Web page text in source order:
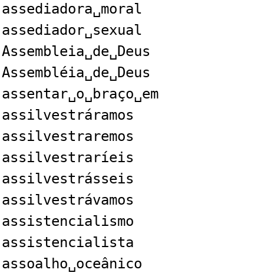
assediadora␣moral
assediador␣sexual
Assembleia␣de␣Deus
Assembléia␣de␣Deus
assentar␣o␣braço␣em
assilvestráramos
assilvestraremos
assilvestraríeis
assilvestrásseis
assilvestrávamos
assistencialismo
assistencialista
assoalho␣oceânico